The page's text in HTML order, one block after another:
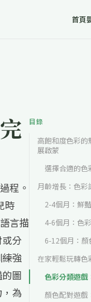
首頁
程。
時
言描
分
強
圖
為
目錄
高飽和度色彩的
展啟蒙
選擇合適的色
月齡增長：色彩
2-4個月：鮮
4-6個月：色
6-12個月：顏
在家輕鬆玩轉
色彩分類遊戲
顏色配對遊戲